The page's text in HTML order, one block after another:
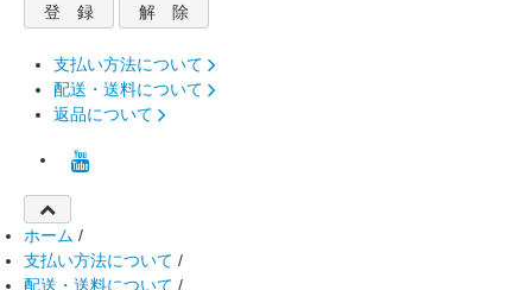
支払い方法について
配送・送料について
返品について
ホーム /
支払い方法について /
配送・送料について /